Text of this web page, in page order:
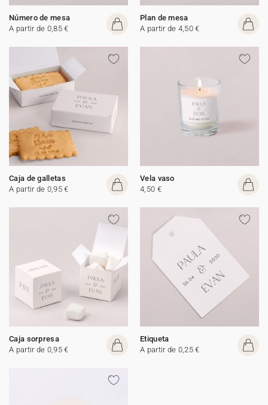
Número de mesa
A partir de 0,85 €
Plan de mesa
A partir de 4,50 €
Caja de galletas
A partir de 0,95 €
Vela vaso
4,50 €
Caja sorpresa
A partir de 0,95 €
Etiqueta
A partir de 0,25 €